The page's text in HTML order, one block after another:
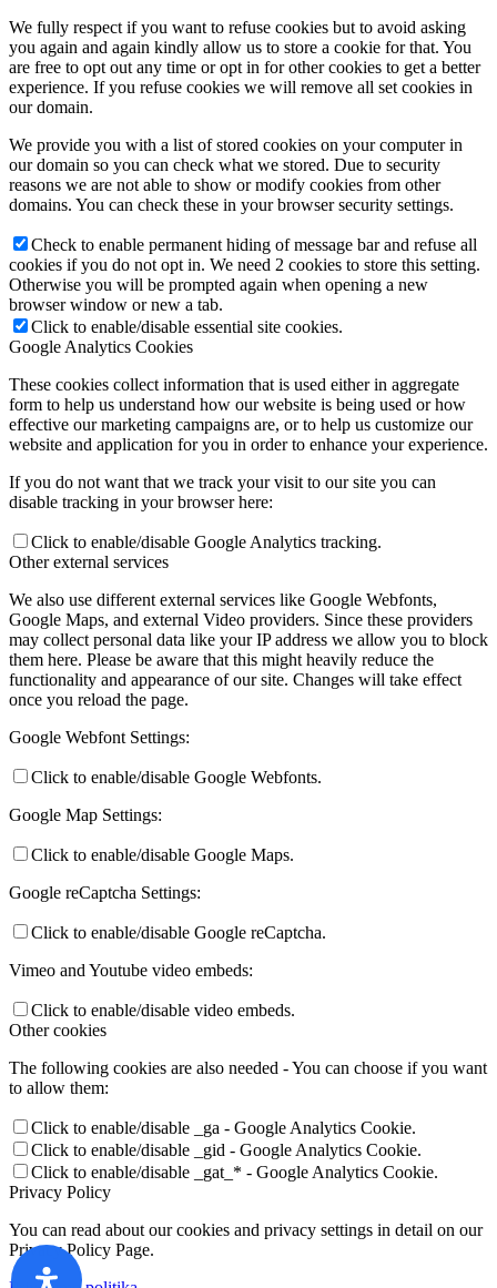
We fully respect if you want to refuse cookies but to avoid asking
you again and again kindly allow us to store a cookie for that. You
are free to opt out any time or opt in for other cookies to get a better
experience. If you refuse cookies we will remove all set cookies in
our domain.
We provide you with a list of stored cookies on your computer in
our domain so you can check what we stored. Due to security
reasons we are not able to show or modify cookies from other
domains. You can check these in your browser security settings.
Check to enable permanent hiding of message bar and refuse all
cookies if you do not opt in. We need 2 cookies to store this setting.
Otherwise you will be prompted again when opening a new
browser window or new a tab.
Click to enable/disable essential site cookies.
Google Analytics Cookies
These cookies collect information that is used either in aggregate
form to help us understand how our website is being used or how
effective our marketing campaigns are, or to help us customize our
website and application for you in order to enhance your experience.
If you do not want that we track your visit to our site you can
disable tracking in your browser here:
Click to enable/disable Google Analytics tracking.
Other external services
We also use different external services like Google Webfonts,
Google Maps, and external Video providers. Since these providers
may collect personal data like your IP address we allow you to block
them here. Please be aware that this might heavily reduce the
functionality and appearance of our site. Changes will take effect
once you reload the page.
Google Webfont Settings:
Click to enable/disable Google Webfonts.
Google Map Settings:
Click to enable/disable Google Maps.
Google reCaptcha Settings:
Click to enable/disable Google reCaptcha.
Vimeo and Youtube video embeds:
Click to enable/disable video embeds.
Other cookies
The following cookies are also needed - You can choose if you want
to allow them:
Click to enable/disable _ga - Google Analytics Cookie.
Click to enable/disable _gid - Google Analytics Cookie.
Click to enable/disable _gat_* - Google Analytics Cookie.
Privacy Policy
You can read about our cookies and privacy settings in detail on our
Privacy Policy Page.